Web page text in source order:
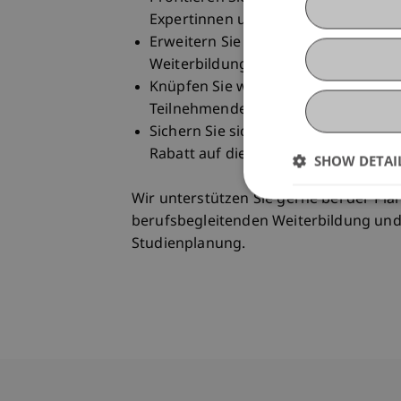
Expertinnen und Experten aus
Erweitern Sie Ihre beruflichen
Weiterbildung auf Masterniveau.
Knüpfen Sie wertvolle Kontakte
Teilnehmenden und Dozierenden
Sichern Sie sich bei Anmeldung bis
Rabatt auf die Studiengebühren.
Wir unterstützen Sie gerne bei der
berufsbegleitenden Weiterbildung
Studienplanung.
SHOW